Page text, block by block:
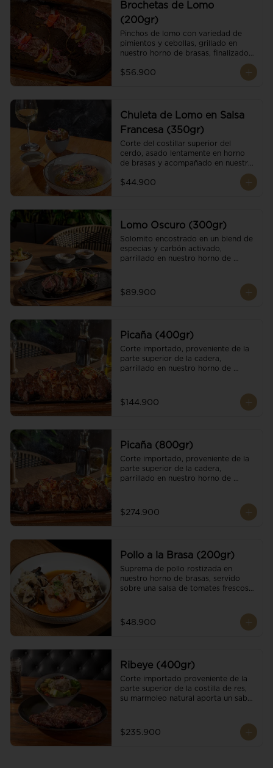
Brochetas de Lomo
(200gr)
Pinchos de lomo con variedad de
pimientos y cebollas, grillado en
nuestro horno de brasas, finalizado
con cristales de sal. Acompañado de
salsa criolla.
$56.900
Chuleta de Lomo en Salsa
Francesa (350gr)
Corte del costillar superior del
cerdo, asado lentamente en horno
de brasas y acompañado en nuestra
$44.900
Lomo Oscuro (300gr)
Solomito encostrado en un blend de
especias y carbón activado,
parrillado en nuestro horno de
mantequilla de ajo y pimientos.
Acompañado de salsa criolla y una
$89.900
Picaña (400gr)
Corte importado, proveniente de la
parte superior de la cadera,
parrillado en nuestro horno de
Acompañado de salsa criolla de la
casa.
$144.900
Picaña (800gr)
Corte importado, proveniente de la
parte superior de la cadera,
parrillado en nuestro horno de
Acompañado de salsa criolla de la
casa.
$274.900
Pollo a la Brasa (200gr)
Suprema de pollo rostizada en
nuestro horno de brasas, servido
sobre una salsa de tomates frescos y
$48.900
Ribeye (400gr)
Corte importado proveniente de la
parte superior de la costilla de res,
su marmoleo natural aporta un sabor
con cristales de sal y mantequilla de
ajo y pimientos. Acompañado de una
$235.900